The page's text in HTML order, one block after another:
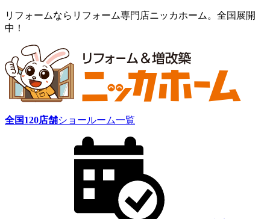
リフォームならリフォーム専門店ニッカホーム。全国展開
中！
全国120店舗ショールーム一覧